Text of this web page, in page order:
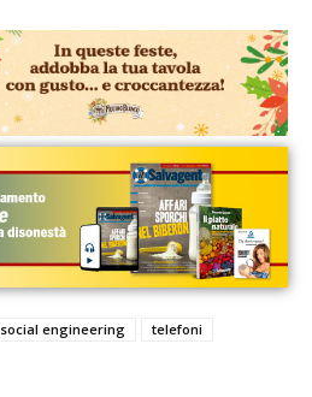
social engineering
telefoni